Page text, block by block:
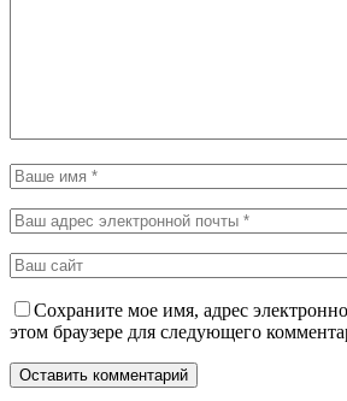
Сохраните мое имя, адрес
этом браузере для следующего